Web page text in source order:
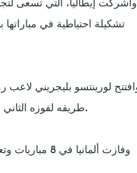
تشكيلة احتياطية في
طريقه لفوزه الثاني في آخر 6 مباريات لكن كيميش أدرك التعادل بعد ذلك بـ3 دقائق.
وفازت